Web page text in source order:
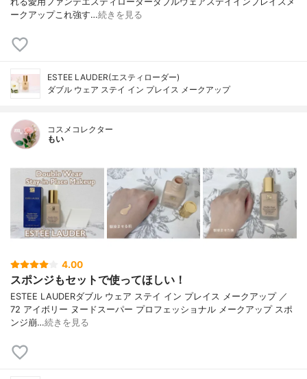
ークアップ⁡⁡これ強す…続きを見る
ESTEE LAUDER(エスティローダー)
ダブル ウェア ステイ イン プレイス メークアップ
コスメコレクター
もい
4.00
スポンジもセットで使ってほしい！
ESTEE LAUDERダブル ウェア ステイ イン プレイス メークアップ ／
72 アイボリー ヌードスーパー プロフェッショナル メークアップ スポ
ンジ崩…続きを見る